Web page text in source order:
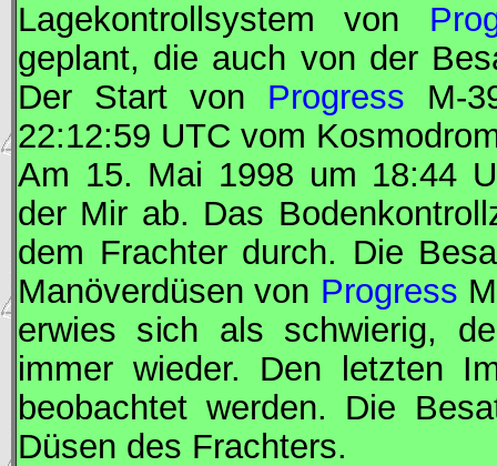
Lagekontrollsystem von
geplant, die auch von der
Der Start von Progress M-
22:12:59 UTC vom
Am 15. Mai 1998 um 18:44
der Mir ab. Das
dem Frachter durch. Die
Manöverdüsen von Progress
erwies sich als schwierig,
immer wieder. Den letzten
beobachtet werden. Die
Düsen des Frachters.